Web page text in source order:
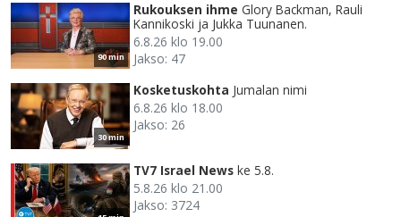
90 min
Rukouksen ihme Glory Backman, Rauli
Kannikoski ja Jukka Tuunanen.
6.8.26 klo 19.00
Jakso: 47
30 min
Kosketuskohta Jumalan nimi
6.8.26 klo 18.00
Jakso: 26
TV7 Israel News ke 5.8.
5.8.26 klo 21.00
Jakso: 3724